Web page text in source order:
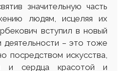
значительную часть
людям, исцеляя их
вступил в новый
деятельности – это тоже
посредством искусства,
и сердца красотой и